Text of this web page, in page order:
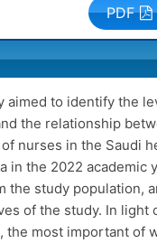
PDF
aimed to identify the
the relationship
nurses in the Saudi
in the 2022 academic
the study population,
of the study. In light
the most important of